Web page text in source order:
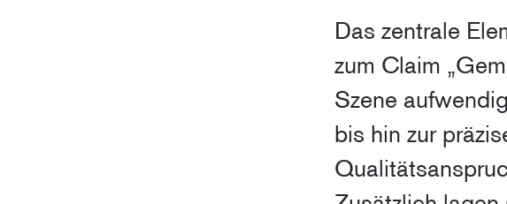
Das zentrale
zum Claim
Szene
bis hin zur